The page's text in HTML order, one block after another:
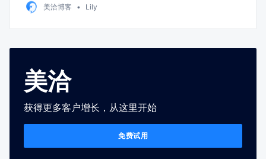
美洽博客
Lily
美洽
获得更多客户增长，从这里开始
免费试用